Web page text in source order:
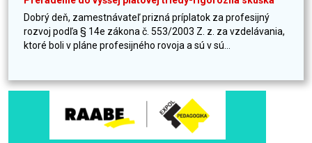
Dobrý deň, zamestnávateľ prizná príplatok za profesijný
rozvoj podľa § 14e zákona č. 553/2003 Z. z. za vzdelávania,
ktoré boli v pláne profesijného rovoja a sú v sú...